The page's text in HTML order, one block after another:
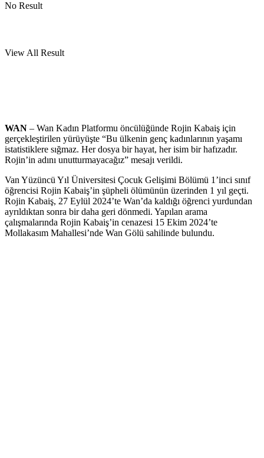
No Result
View All Result
WAN – Wan Kadın Platformu öncülüğünde Rojin Kabaiş için
gerçekleştirilen yürüyüşte “Bu ülkenin genç kadınlarının yaşamı
istatistiklere sığmaz. Her dosya bir hayat, her isim bir hafızadır.
Rojin’in adını unutturmayacağız” mesajı verildi.
Van Yüzüncü Yıl Üniversitesi Çocuk Gelişimi Bölümü 1’inci sınıf
öğrencisi Rojin Kabaiş’in şüpheli ölümünün üzerinden 1 yıl geçti.
Rojin Kabaiş, 27 Eylül 2024’te Wan’da kaldığı öğrenci yurdundan
ayrıldıktan sonra bir daha geri dönmedi. Yapılan arama
çalışmalarında Rojin Kabaiş’in cenazesi 15 Ekim 2024’te
Mollakasım Mahallesi’nde Wan Gölü sahilinde bulundu.